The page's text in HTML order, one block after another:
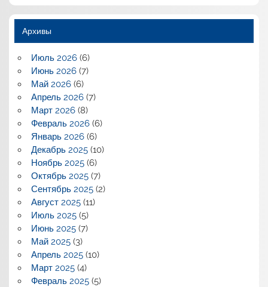
Архивы
Июль 2026(6)
Июнь 2026(7)
Май 2026(6)
Апрель 2026(7)
Март 2026(8)
Февраль 2026(6)
Январь 2026(6)
Декабрь 2025(10)
Ноябрь 2025(6)
Октябрь 2025(7)
Сентябрь 2025(2)
Август 2025(11)
Июль 2025(5)
Июнь 2025(7)
Май 2025(3)
Апрель 2025(10)
Март 2025(4)
Февраль 2025(5)